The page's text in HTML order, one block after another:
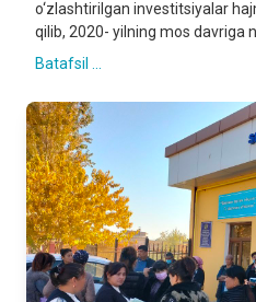
o‘zlashtirilgan investitsiyalar
qilib, 2020- yilning mos davriga
Batafsil ...